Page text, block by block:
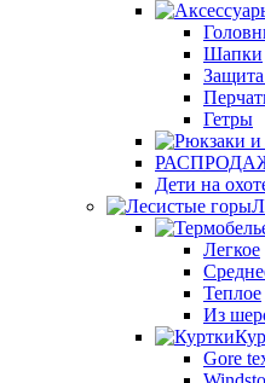
Шапки
Гетры
Дети на
Легкое
Теплое
Из
Gore